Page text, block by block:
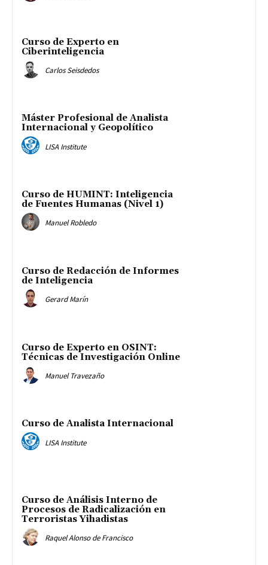
Curso de Experto en
Ciberinteligencia
Carlos Seisdedos
Máster Profesional de Analista
Internacional y Geopolítico
LISA Institute
Curso de HUMINT: Inteligencia
de Fuentes Humanas (Nivel 1)
Manuel Robledo
Curso de Redacción de Informes
de Inteligencia
Gerard Marín
Curso de Experto en OSINT:
Técnicas de Investigación Online
Manuel Travezaño
Curso de Analista Internacional
LISA Institute
Curso de Análisis Interno de
Procesos de Radicalización en
Terroristas Yihadistas
Raquel Alonso de Francisco